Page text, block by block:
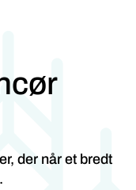
der når et bredt